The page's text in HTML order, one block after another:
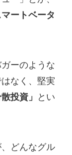
マートベータ
ーのような
なく、堅実
散投資」
とい
どんなグル